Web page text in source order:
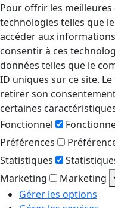
Pour offrir les
technologies telles que
accéder aux
consentir à ces
données telles que le
ID uniques sur ce site.
retirer son
certaines
Fonctionnel
Préférences
Statistiques
Marketing
Marketing
Gérer les options